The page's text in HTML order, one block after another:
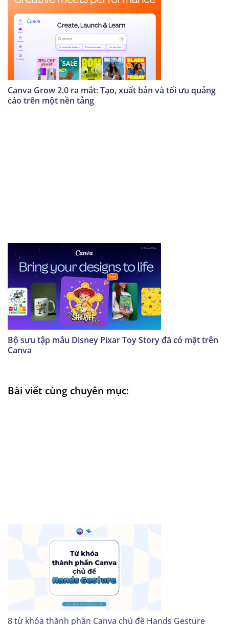
Canva Grow 2.0 ra mắt: Tạo, xuất bản và tối ưu quảng
cáo trên một nền tảng
Bộ sưu tập mẫu Disney Pixar Toy Story đã có mặt trên
Canva
Bài viết cùng chuyên mục:
8 từ khóa thành phần Canva chủ đề Hands Gesture